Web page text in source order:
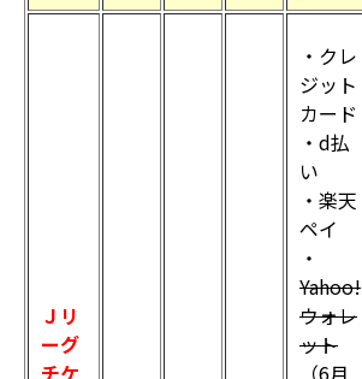
Ｊリ
ーグ
・クレ
ジット
カード
・d払
い
・楽天
ペイ
・
Yahoo!
ウォレ
ット